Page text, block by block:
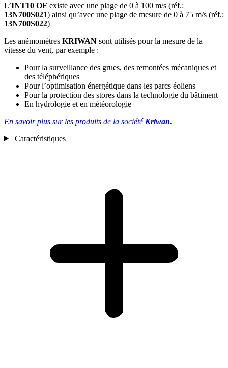
L’INT10 OF existe avec une plage de 0 à 100 m/s (réf.:
13N700S021) ainsi qu’avec une plage de mesure de 0 à 75 m/s (réf.:
13N700S022)
Les anémomètres KRIWAN sont utilisés pour la mesure de la
vitesse du vent, par exemple :
Pour la surveillance des grues, des remontées mécaniques et
des téléphériques
Pour l’optimisation énergétique dans les parcs éoliens
Pour la protection des stores dans la technologie du bâtiment
En hydrologie et en météorologie
En savoir plus sur les produits de la société Kriwan.
Caractéristiques